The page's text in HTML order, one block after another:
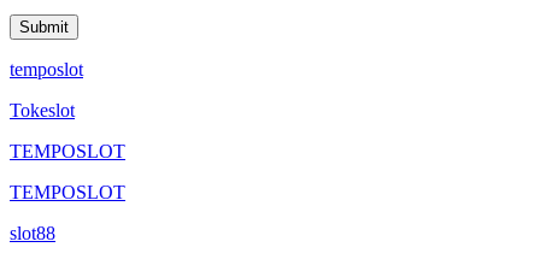
temposlot
Tokeslot
TEMPOSLOT
TEMPOSLOT
slot88